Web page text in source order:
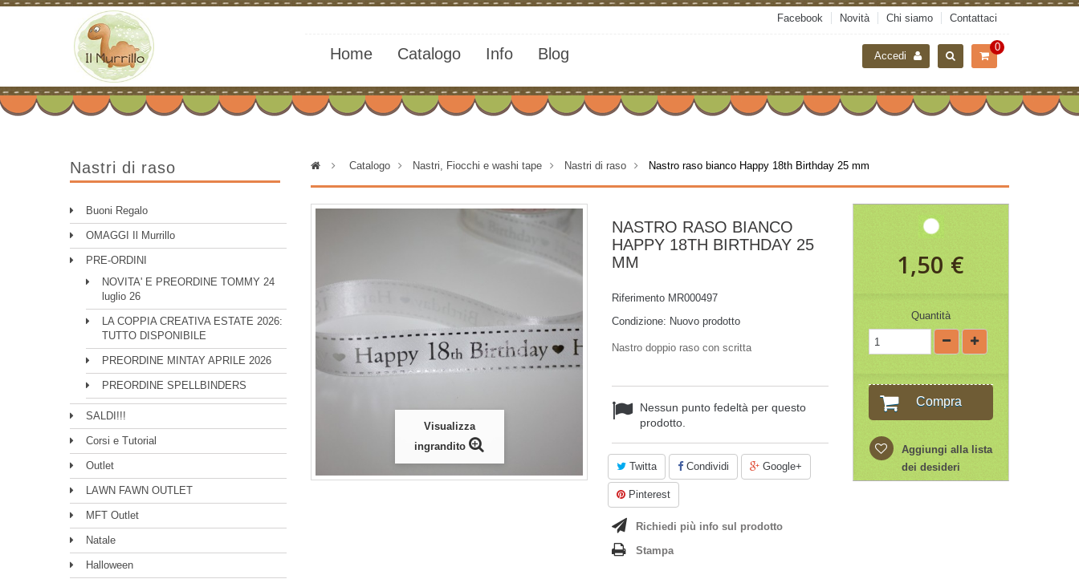
Facebook Novità Chi siamo Contattaci
0
Home Catalogo Info Blog Accedi
Nastri di raso
Buoni Regalo
OMAGGI Il Murrillo
PRE-ORDINI
NOVITA' E PREORDINE TOMMY 24
luglio 26
LA COPPIA CREATIVA ESTATE 2026:
TUTTO DISPONIBILE
PREORDINE MINTAY APRILE 2026
PREORDINE SPELLBINDERS
SALDI!!!
Corsi e Tutorial
Outlet
LAWN FAWN OUTLET
MFT Outlet
Natale
Halloween
> Catalogo > Nastri, Fiocchi e washi tape > Nastri di raso > Nastro raso bianco Happy 18th Birthday 25 mm
Visualizza
ingrandito
NASTRO RASO BIANCO
HAPPY 18TH BIRTHDAY 25
MM
Riferimento MR000497
Condizione: Nuovo prodotto
Nastro doppio raso con scritta
Nessun punto fedeltà per questo
prodotto.
Twitta Condividi Google+
Pinterest
Richiedi più info sul prodotto
Stampa
1,50 €
Quantità
Compra
Aggiungi alla lista
dei desideri